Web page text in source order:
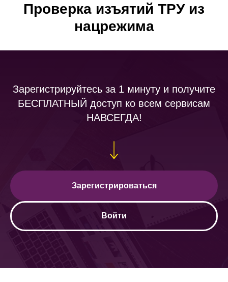
Проверка изъятий ТРУ из
нацрежима
Зарегистрируйтесь за 1 минуту и получите
БЕСПЛАТНЫЙ доступ ко всем сервисам
НАВСЕГДА!
Зарегистрироваться
Войти